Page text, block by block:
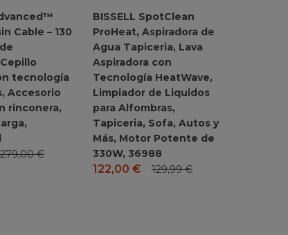
Cable – 130
tecnología
Accesorio
rinconera,
279,00€
BISSELL SpotClean
ProHeat, Aspiradora de
Agua Tapiceria, Lava
Aspiradora con
Tecnología HeatWave,
Limpiador de Liquidos
para Alfombras,
Tapiceria, Sofa, Autos y
Más, Motor Potente de
330W, 36988
122,00 € 129,99€